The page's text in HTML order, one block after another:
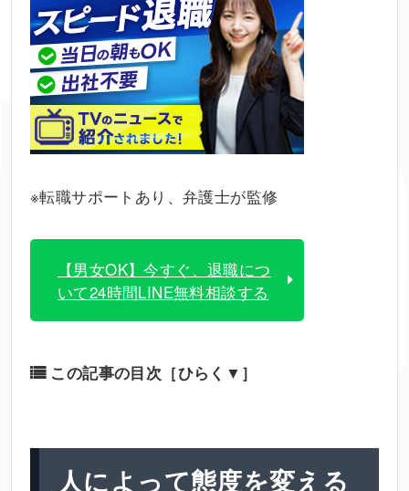
※転職サポートあり、弁護士が監修
【男女OK】今すぐ、退職につ
いて24時間LINE無料相談する
この記事の目次 ［ひらく▼］
人によって態度を変える